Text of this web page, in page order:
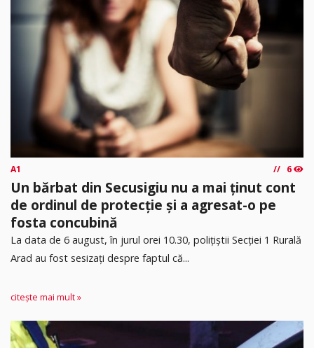
A1 6
Un bărbat din Secusigiu nu a mai ținut cont
de ordinul de protecție și a agresat-o pe
fosta concubină
​La data de 6 august, în jurul orei 10.30, polițiștii Secției 1 Rurală
Arad au fost sesizați despre faptul că...
citește mai mult »